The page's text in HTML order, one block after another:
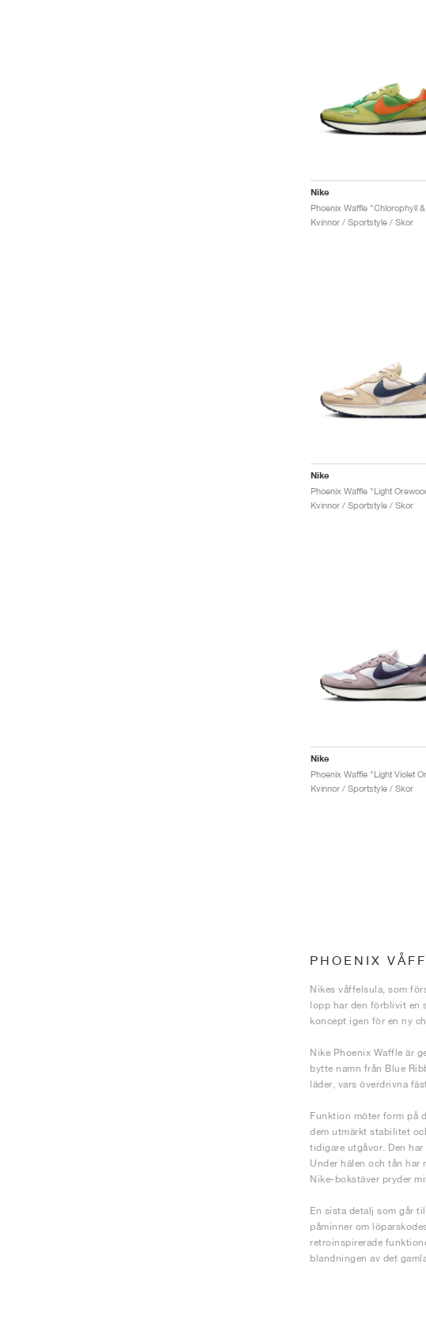
Nike
Kvinnor / Sportstyle / Skor
Nike
Kvinnor / Sportstyle / Skor
Nike
Kvinnor / Sportstyle / Skor
PHOENIX
Nikes våffelsula, som
lopp har den förblivit en
koncept igen för en ny
Nike Phoenix Waffle är
bytte namn från Blue
läder, vars överdrivna
Funktion möter form på
dem utmärkt stabilitet
tidigare utgåvor. Den
Under hälen och tån har
Nike-bokstäver pryder
En sista detalj som går
påminner om
retroinspirerade
blandningen av det